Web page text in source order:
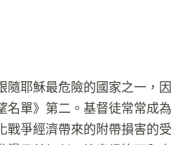
隨耶穌最危險的國家之一，因
名單》第二。基督徒常常成為
戰爭經濟帶來的附帶損害的受